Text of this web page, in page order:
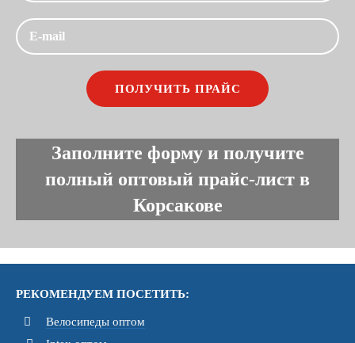
Заполните форму и получите
полный оптовый прайс-лист в
Корсакове
РЕКОМЕНДУЕМ ПОСЕТИТЬ:
Велосипеды оптом